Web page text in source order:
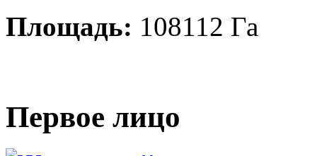
Площадь: 108112 Га
Первое лицо